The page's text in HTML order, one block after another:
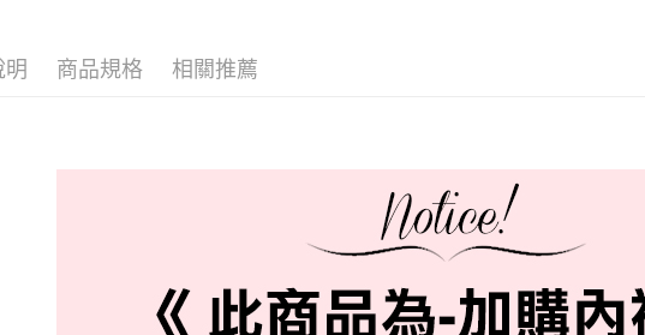
明 商品規格 相關推薦